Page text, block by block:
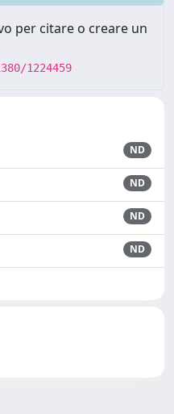
per citare o creare un
1224459
ND
ND
ND
ND